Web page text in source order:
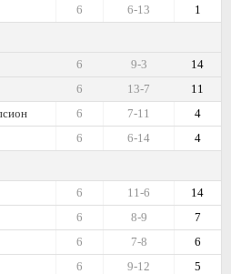
1
6-13
6
14
9-3
6
11
13-7
6
4
7-11
6
4
6-14
6
14
11-6
6
7
8-9
6
6
7-8
6
5
9-12
6